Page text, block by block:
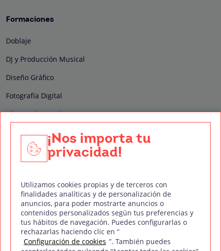
Formaciones
Doblaje
DJ y Producción Musical
Diseño Gráfico
Fotografía Digital
Técnico de Sonido
Edición y Postproducción de Vídeo
Nuestros sellos de calidad
Síguenos en Redes Sociales
¡Nos importa tu
privacidad!
Utilizamos cookies propias y de terceros con
finalidades analíticas y de personalización de
anuncios, para poder mostrarte anuncios o
contenidos personalizados según tus preferencias y
tus hábitos de navegación. Puedes configurarlas o
rechazarlas haciendo clic en “
Configuración de cookies ”. También puedes